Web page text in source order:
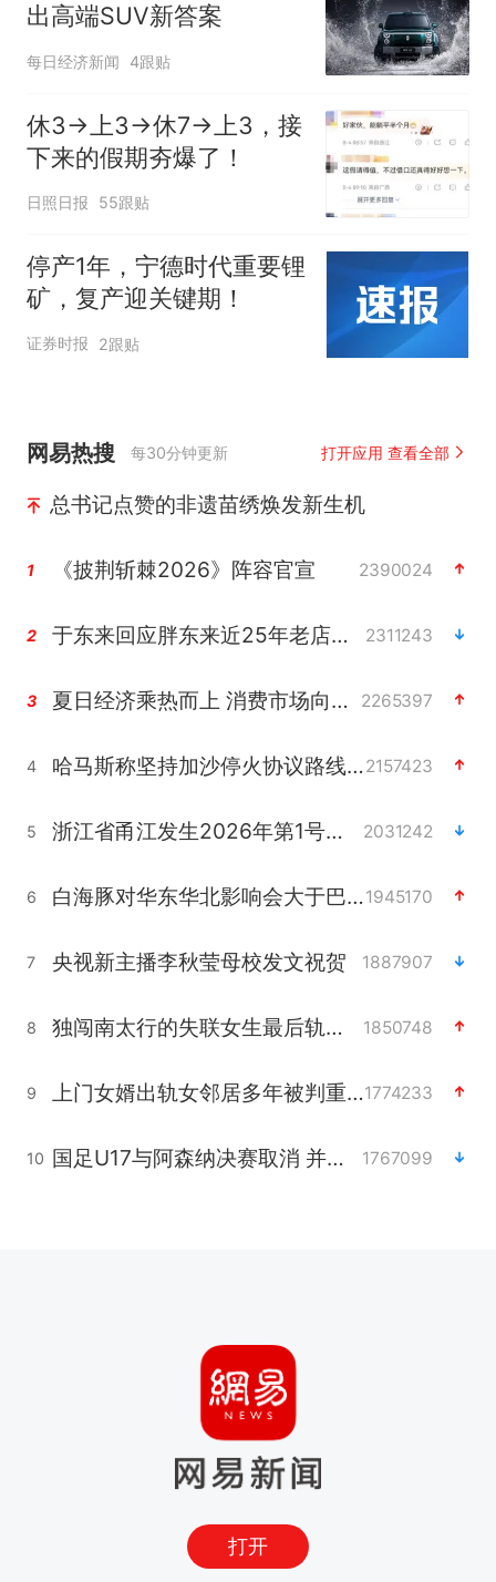
出高端SUV新答案
每日经济新闻 4跟贴
休3→上3→休7→上3，接
下来的假期夯爆了！
日照日报 55跟贴
停产1年，宁德时代重要锂
矿，复产迎关键期！
证券时报 2跟贴
网易热搜 每30分钟更新 打开应用 查看全部
总书记点赞的非遗苗绣焕发新生机
1 《披荆斩棘2026》阵容官宣 2390024
2 于东来回应胖东来近25年老店年底关闭 2311243
3 夏日经济乘热而上 消费市场向新而行 2265397
4 哈马斯称坚持加沙停火协议路线图2157423
5 浙江省甬江发生2026年第1号洪水 2031242
6 白海豚对华东华北影响会大于巴威1945170
7 央视新主播李秋莹母校发文祝贺 1887907
8 独闯南太行的失联女生最后轨迹已确认 1850748
9 上门女婿出轨女邻居多年被判重婚罪1774233
10 国足U17与阿森纳决赛取消 并列冠军 1767099
打开